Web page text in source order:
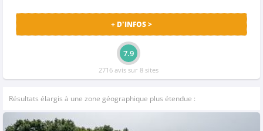
+ D'INFOS >
7.9
2716 avis sur 8 sites
Résultats élargis à une zone géographique plus étendue :